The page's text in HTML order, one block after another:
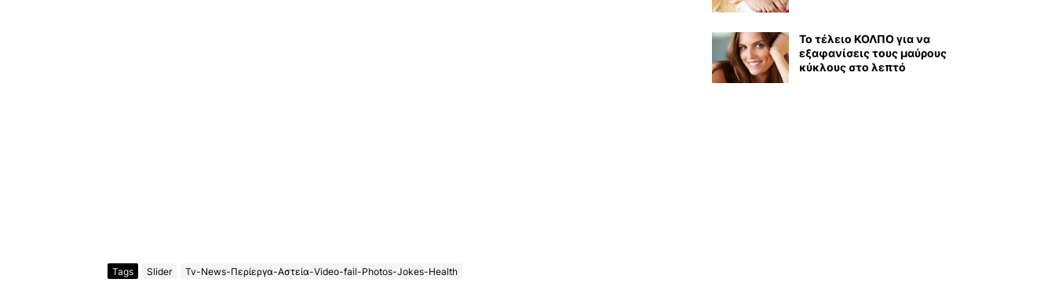
Tags Slider Tv-News-Περίεργα-Αστεία-Video-fail-Photos-Jokes-Health
Το τέλειο ΚΟΛΠΟ για να
εξαφανίσεις τους μαύρους
κύκλους στο λεπτό